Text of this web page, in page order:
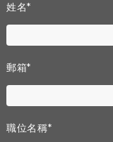
姓名*
郵箱*
職位名稱*